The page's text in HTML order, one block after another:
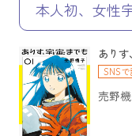
本人初、女性
あり
SNSで
売野